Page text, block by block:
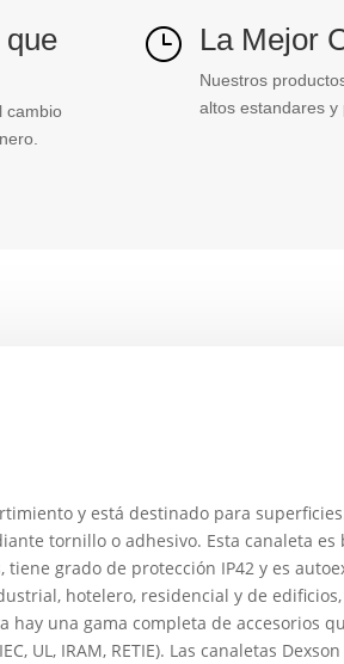
cambio
} La Mejor
Nuestros
altos estandares y
y está destinado para
tornillo o adhesivo. Esta canaleta
tiene grado de protección IP42 y es
hotelero, residencial y de
hay una gama completa de accesorios
UL, IRAM, RETIE). Las canaletas